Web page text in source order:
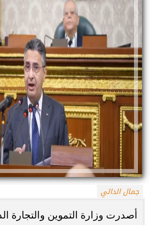
جمال الدالي
أصدرت وزارة التموين والتجارة